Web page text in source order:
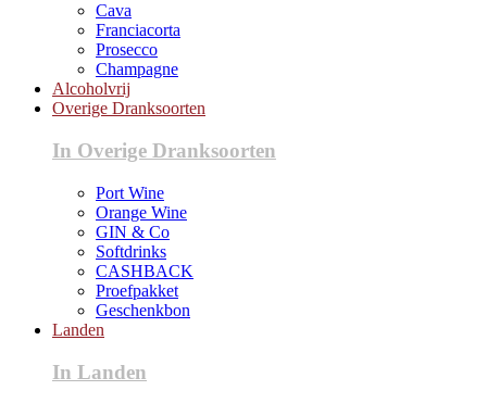
Cava
Franciacorta
Prosecco
Champagne
Alcoholvrij
Overige Dranksoorten
In Overige Dranksoorten
Port Wine
Orange Wine
GIN & Co
Softdrinks
CASHBACK
Proefpakket
Geschenkbon
Landen
In Landen